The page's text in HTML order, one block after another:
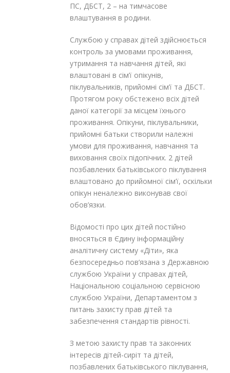
ПС, ДБСТ, 2 – на тимчасове
влаштування в родини.
Службою у справах дітей здійснюється
контроль за умовами проживання,
утримання та навчання дітей, які
влаштовані в сім’ї опікунів,
піклувальників, прийомні сім’ї та ДБСТ.
Протягом року обстежено всіх дітей
даної категорії за місцем їхнього
проживання. Опікуни, піклувальники,
прийомні батьки створили належні
умови для проживання, навчання та
виховання своїх підопічних. 2 дітей
позбавлених батьківського піклування
влаштовано до прийомної сім’ї, оскільки
опікун неналежно виконував свої
обов’язки.
Відомості про цих дітей постійно
вносяться в Єдину інформаційну
аналітичну систему «Діти», яка
безпосередньо пов’язана з Державною
службою України у справах дітей,
Національною соціальною сервісною
службою України, Департаментом з
питань захисту прав дітей та
забезпечення стандартів рівності.
З метою захисту прав та законних
інтересів дітей-сиріт та дітей,
позбавлених батьківського піклування,